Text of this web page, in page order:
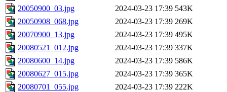
20050900_03.jpg
2024-03-23 17:39 543K
20050908_068.jpg
2024-03-23 17:39 269K
20070900_13.jpg
2024-03-23 17:39 495K
20080521_012.jpg
2024-03-23 17:39 337K
20080600_14.jpg
2024-03-23 17:39 586K
20080627_015.jpg
2024-03-23 17:39 365K
20080701_055.jpg
2024-03-23 17:39 222K